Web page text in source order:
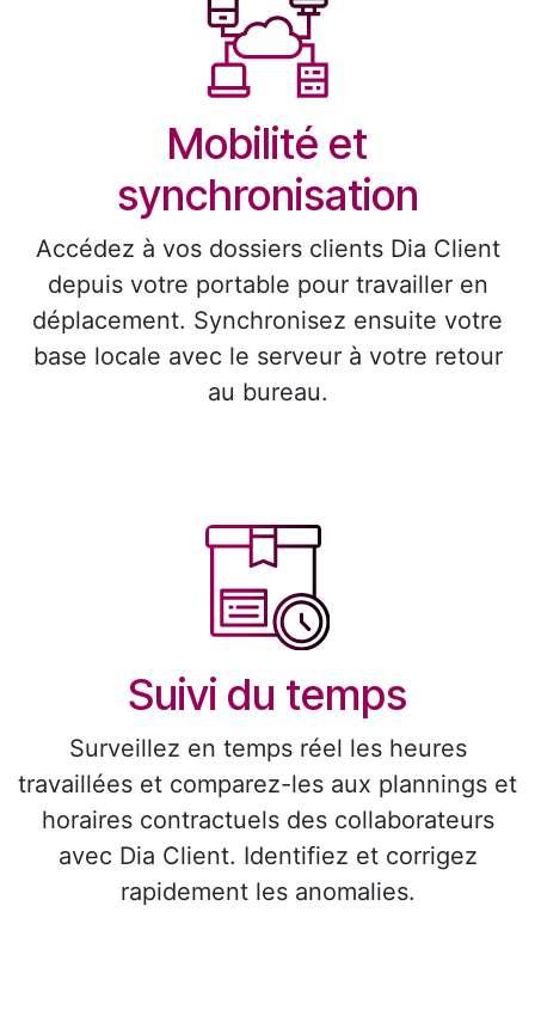
Mobilité et
synchronisation
Accédez à vos dossiers clients Dia Client
depuis votre portable pour travailler en
déplacement. Synchronisez ensuite votre
base locale avec le serveur à votre retour
au bureau.
Suivi du temps
Surveillez en temps réel les heures
travaillées et comparez-les aux plannings et
horaires contractuels des collaborateurs
avec Dia Client. Identifiez et corrigez
rapidement les anomalies.